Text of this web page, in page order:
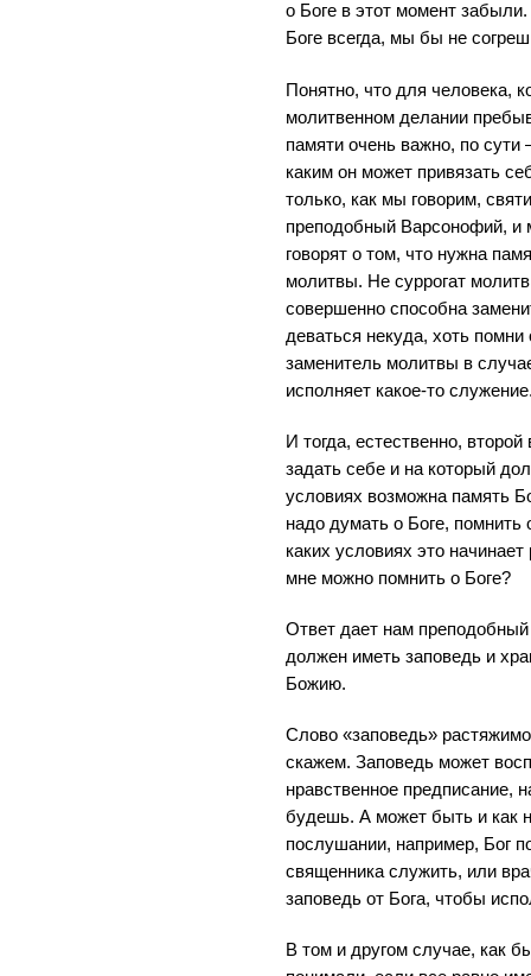
о Боге в этот момент
Боге всегда, мы бы не
Понятно, что для человека,
молитвенном делании
памяти очень важно, по сути
каким он может привязать
только, как мы говорим,
преподобный Варсонофий, и
говорят о том, что нужна
молитвы. Не суррогат
совершенно способна
деваться некуда, хоть
заменитель молитвы в
исполняет какое-то
И тогда, естественно,
задать себе и на который
условиях возможна память
надо думать о Боге,
каких условиях это
мне можно помнить о Боге?
Ответ дает нам
должен иметь заповедь и
Божию.
Слово «заповедь»
скажем. Заповедь может
нравственное предписание,
будешь. А может быть и как
послушании, например, Бог
священника служить, или
заповедь от Бога, чтобы
В том и другом случае, как